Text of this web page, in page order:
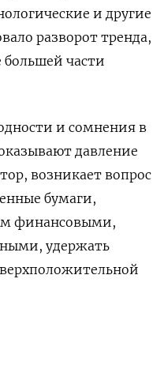
и другие
разворот тренда,
большей части
и сомнения в
давление
возникает вопрос
бумаги,
финансовыми,
удержать